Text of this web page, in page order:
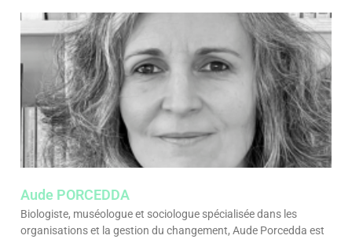
Aude PORCEDDA
Biologiste, muséologue et sociologue spécialisée dans les
organisations et la gestion du changement, Aude Porcedda est